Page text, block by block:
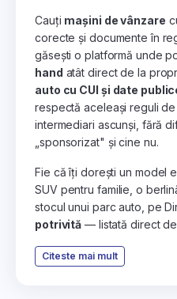
Cauți mașini de vânzare
corecte și documente în
găsești o platformă unde
hand atât direct de la
auto cu CUI și date
respectă aceleași reguli
intermediari ascunși, fără
„sponsorizat" și cine nu.
Fie că îți dorești un model
SUV pentru familie, o
stocul unui parc auto, pe
potrivită — listată direct
Citeste mai mult